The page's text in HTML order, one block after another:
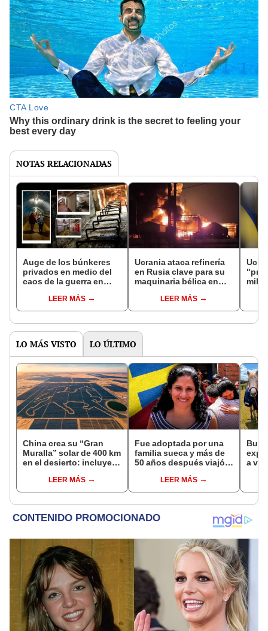
NOTAS RELACIONADAS
Auge de los búnkeres
privados en medio del
caos de la guerra en
LEER MÁS
Ucrania ataca refinería
en Rusia clave para su
maquinaria bélica en
que deja cuatro muertos
LEER MÁS
LO MÁS VISTO LO ÚLTIMO
China crea su “Gran
Muralla” solar de 400 km
en el desierto: incluye
de caballo visible desde
el espacio
LEER MÁS
Fue adoptada por una
familia sueca y más de
50 años después viajó a
sus raíces: "Encontré
esa parte faltante"
LEER MÁS
a
y